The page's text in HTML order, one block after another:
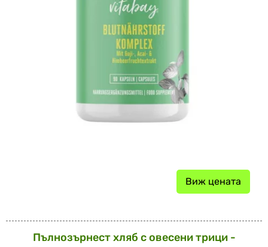
Виж цената
Пълнозърнест хляб с овесени трици -